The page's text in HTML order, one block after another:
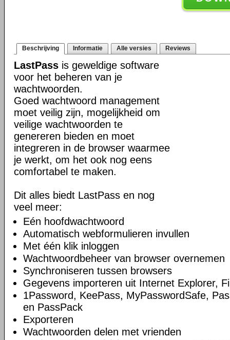
Beschrijving Informatie Alle versies Reviews
LastPass is geweldige software
voor het beheren van je
wachtwoorden.
Goed wachtwoord management
moet veilig zijn, mogelijkheid om
veilige wachtwoorden te
genereren bieden en moet
integreren in de browser waarmee
je werkt, om het ook nog eens
comfortabel te maken.
Dit alles biedt LastPass en nog
veel meer:
Eén hoofdwachtwoord
Automatisch webformulieren invullen
Met één klik inloggen
Wachtwoordbeheer van browser overnemen
Synchroniseren tussen browsers
Gegevens importeren uit Internet Explorer,
1Password, KeePass, MyPasswordSafe,
en PassPack
Exporteren
Wachtwoorden delen met vrienden